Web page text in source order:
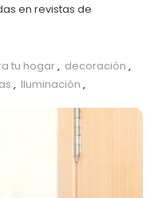
en revistas de
tu hogar, decoración ,
, Iluminación ,